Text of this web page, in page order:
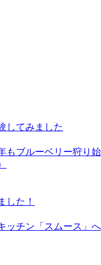
してみました
ブルーベリー狩り始
した！
ッチン「スムース」へ